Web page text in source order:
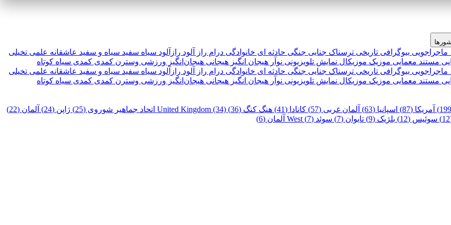
ماجراجویی بیوگرافی تاریخی ترسناک جنایی جنگی حادثه ای خانوادگی درام راز آلود رازآلود سیاه سفید سیاه و سفید عاشقانه علمی تخیلی
مستند معمایی موزیک موزیکال نمایش تلویزیونی نوآر هیجان انگیز هیجانی هیجان‌انگیز ورزشی وسترن کمدی کمدی سیاه کوتاه
ماجراجویی بیوگرافی تاریخی ترسناک جنایی جنگی حادثه ای خانوادگی درام راز آلود رازآلود سیاه سفید سیاه و سفید عاشقانه علمی تخیلی
مستند معمایی موزیک موزیکال نمایش تلویزیونی نوآر هیجان انگیز هیجانی هیجان‌انگیز ورزشی وسترن کمدی کمدی سیاه کوتاه
آمریکا (87) اسپانیا (63) آلمان غربی (57) کانادا (41) هنگ کنگ (36) United Kingdom (34) اتحاد جماهیر شوروی (25) ژاپن (24)
آلمان (22)
سوئیس (12) بلژیک (9) تایوان (7) سوئد (7) West آلمان (6)